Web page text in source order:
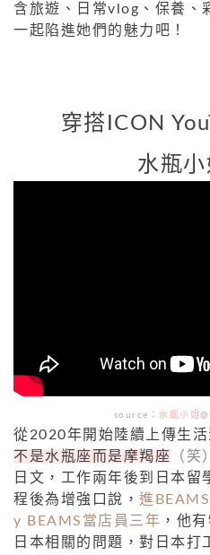
含旅遊、日常vlog 、保養、
一起陷進她們的魅力吧！
穿搭 ICON
水瓶小
source ： 水瓶小姐
從2020年開始陸續上傳生活
不是水瓶座而是摩羯座
（笑）
日文，工作兩年後到日本留
程後為增強口說， 進 BEAMS
y BEAMS 當店員三年 ，他
日本相關的問題，對日本打